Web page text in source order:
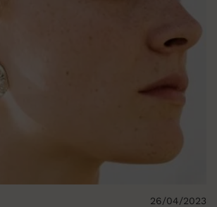
26/04/2023